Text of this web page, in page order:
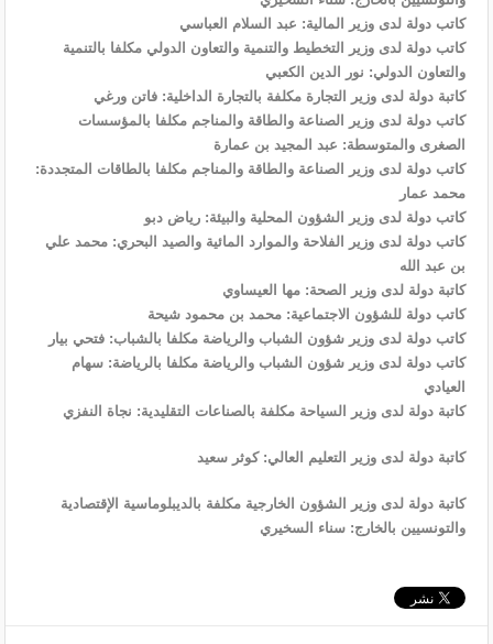
كاتب دولة لدى وزير المالية: عبد السلام العباسي
كاتب دولة لدى وزير التخطيط والتنمية والتعاون الدولي مكلفا بالتنمية
والتعاون الدولي: نور الدين الكعبي
كاتبة دولة لدى وزير التجارة مكلفة بالتجارة الداخلية: فاتن ورغي
كاتب دولة لدى وزير الصناعة والطاقة والمناجم مكلفا بالمؤسسات
الصغرى والمتوسطة: عبد المجيد بن عمارة
كاتب دولة لدى وزير الصناعة والطاقة والمناجم مكلفا بالطاقات المتجددة:
محمد عمار
كاتب دولة لدى وزير الشؤون المحلية والبيئة: رياض دبو
كاتب دولة لدى وزير الفلاحة والموارد المائية والصيد البحري: محمد علي
بن عبد الله
كاتبة دولة لدى وزير الصحة: مها العيساوي
كاتب دولة للشؤون الاجتماعية: محمد بن محمود شيحة
كاتب دولة لدى وزير شؤون الشباب والرياضة مكلفا بالشباب: فتحي بيار
كاتب دولة لدى وزير شؤون الشباب والرياضة مكلفا بالرياضة: سهام
العيادي
كاتبة دولة لدى وزير السياحة مكلفة بالصناعات التقليدية: نجاة النفزي
كاتبة دولة لدى وزير التعليم العالي: كوثر سعيد
كاتبة دولة لدى وزير الشؤون الخارجية مكلفة بالديبلوماسية الإقتصادية
والتونسيين بالخارج: سناء السخيري